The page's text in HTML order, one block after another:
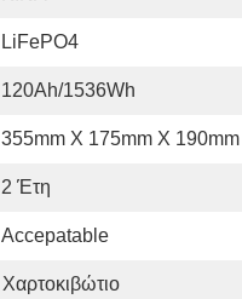
LiFePO4
120Ah/1536Wh
355mm X 175mm X 190mm
2 Έτη
Accepatable
Χαρτοκιβώτιο